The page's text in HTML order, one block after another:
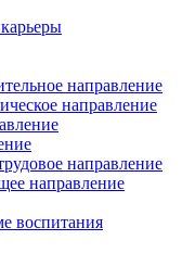
направление
направление
направление
направление
воспитания